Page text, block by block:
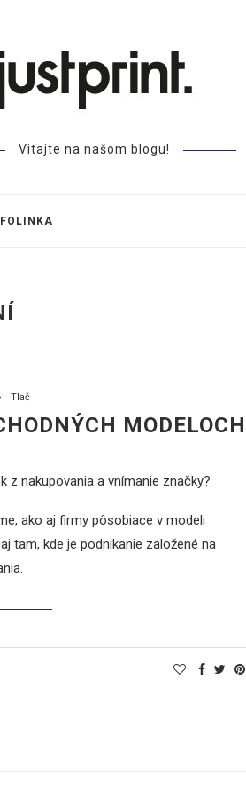
Vitajte na našom blogu!
Tlač
MODELOCH
z nakupovania a vnímanie značky?
ako aj firmy pôsobiace v modeli
tam, kde je podnikanie založené na